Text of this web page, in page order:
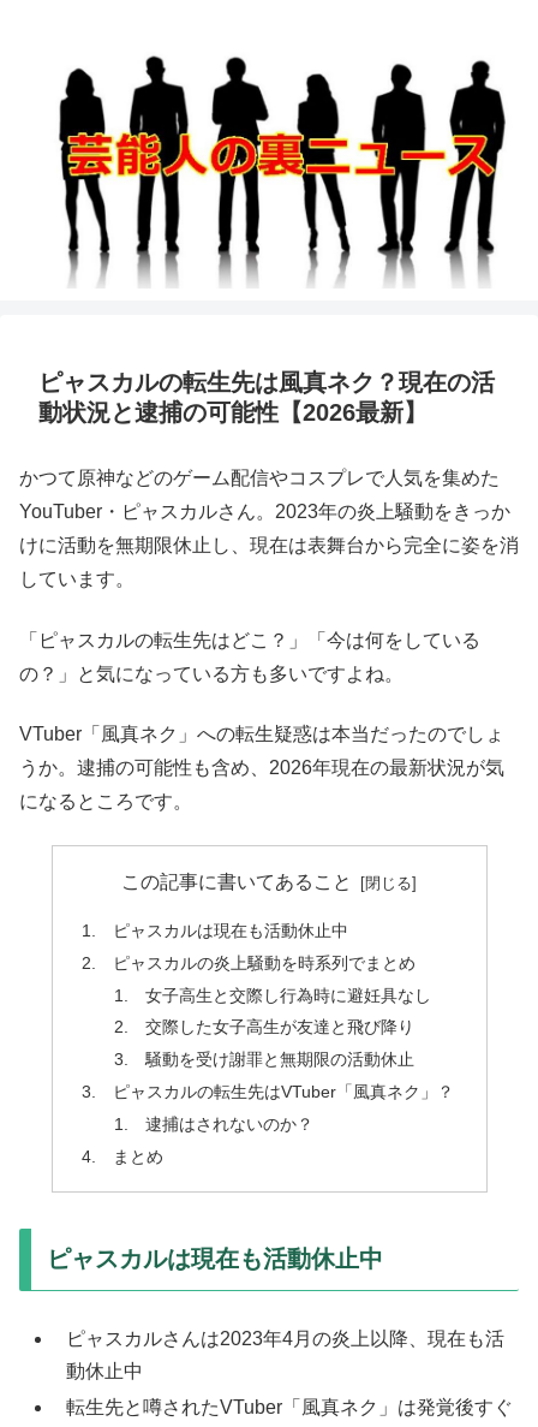
ピャスカルの転生先は風真ネク？現在の活
動状況と逮捕の可能性【2026最新】
かつて原神などのゲーム配信やコスプレで人気を集めた
YouTuber・ピャスカルさん。2023年の炎上騒動をきっか
けに活動を無期限休止し、現在は表舞台から完全に姿を消
しています。
「ピャスカルの転生先はどこ？」「今は何をしている
の？」と気になっている方も多いですよね。
VTuber「風真ネク」への転生疑惑は本当だったのでしょ
うか。逮捕の可能性も含め、2026年現在の最新状況が気
になるところです。
この記事に書いてあること
ピャスカルは現在も活動休止中
ピャスカルの炎上騒動を時系列でまとめ
女子高生と交際し行為時に避妊具なし
交際した女子高生が友達と飛び降り
騒動を受け謝罪と無期限の活動休止
ピャスカルの転生先はVTuber「風真ネク」？
逮捕はされないのか？
まとめ
ピャスカルは現在も活動休止中
ピャスカルさんは2023年4月の炎上以降、現在も活
動休止中
転生先と噂されたVTuber「風真ネク」は発覚後すぐ